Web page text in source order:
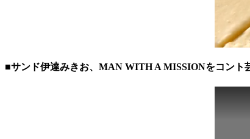
■サンド伊達みきお、MAN WITH A MISSIONをコント